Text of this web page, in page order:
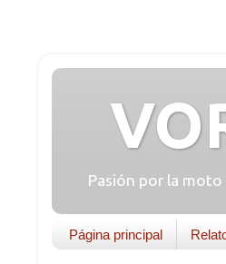
Pasión por la moto
Página principal